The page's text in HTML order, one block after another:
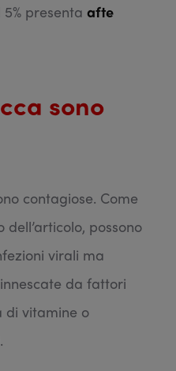
5% presenta afte
sono
contagiose. Come
possono
virali ma
da fattori
di vitamine o